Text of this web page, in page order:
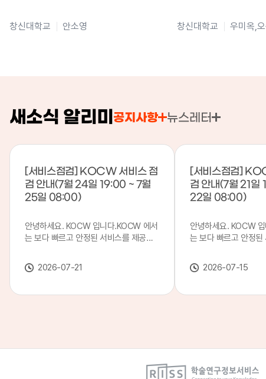
창신대학교 안소영 창신대학교 우미옥,
새소식 알리미 공지사항 뉴스레터
[서비스점검] KOCW 서비스 점
검 안내(7월 24일 19:00 ~ 7월
25일 08:00)
안녕하세요. KOCW 입니다.KOCW 에서
는 보다 빠르고 안정된 서비스를 제공하
합니다.※ 서비스 점검 작업 일시 : 7월
24일(금) 19:00 ~ 7월 25일(토) 08:00
안 서비스가 일시 중지될 수 있으니, 이
2026-07-21
[서비스점검]
검 안내(7월 21일
22일 08:00)
안녕하세요. KOCW
는 보다 빠르고 안정된
합니다.※ 서비스 점검
일(화) 19:00 ~ 7월
서비스가일시 중지될
2026-07-15